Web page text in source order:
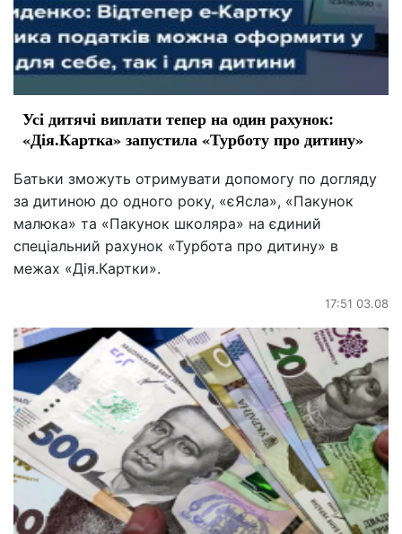
Усі дитячі виплати тепер на один рахунок:
«Дія.Картка» запустила «Турботу про дитину»
Батьки зможуть отримувати допомогу по догляду
за дитиною до одного року, «єЯсла», «Пакунок
малюка» та «Пакунок школяра» на єдиний
спеціальний рахунок «Турбота про дитину» в
межах «Дія.Картки».
17:51 03.08